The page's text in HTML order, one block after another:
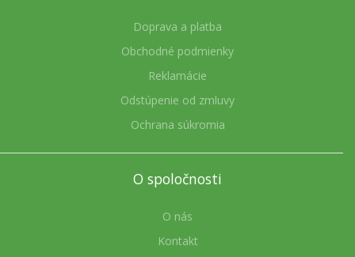
Doprava a platba
Obchodné podmienky
Reklamácie
Odstúpenie od zmluvy
Ochrana súkromia
O spoločnosti
O nás
Kontakt